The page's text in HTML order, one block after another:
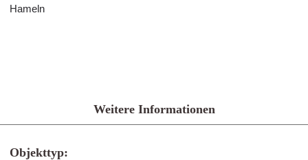
Hameln
Weitere Informationen
Objekttyp: